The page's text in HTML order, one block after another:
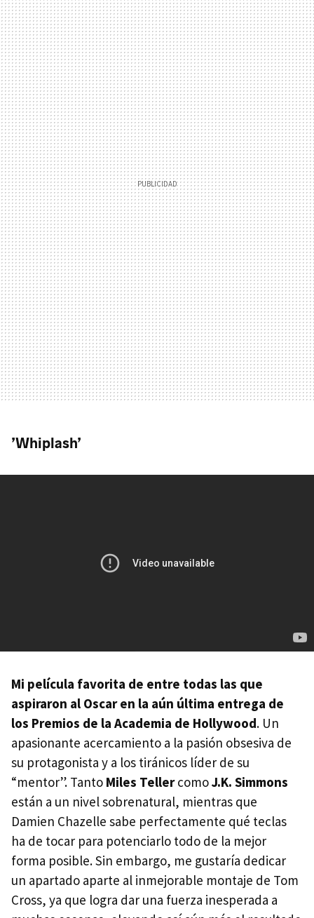
’Whiplash’
Mi película favorita de entre todas las que
aspiraron al Oscar en la aún última entrega de
los Premios de la Academia de Hollywood. Un
apasionante acercamiento a la pasión obsesiva de
su protagonista y a los tiránicos líder de su
“mentor”. Tanto Miles TellercomoJ.K. Simmons
están a un nivel sobrenatural, mientras que
Damien Chazelle sabe perfectamente qué teclas
ha de tocar para potenciarlo todo de la mejor
forma posible. Sin embargo, me gustaría dedicar
un apartado aparte al inmejorable montaje de Tom
Cross, ya que logra dar una fuerza inesperada a